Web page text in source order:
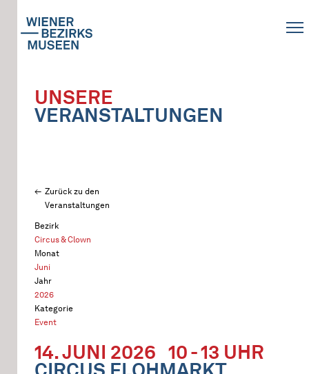
UNSERE
VERANSTALTUNGEN
Zurück zu den
Veranstaltungen
Bezirk
Circus & Clown
Monat
Juni
Jahr
2026
Kategorie
Event
14. JUNI 2026 10 - 13 UHR